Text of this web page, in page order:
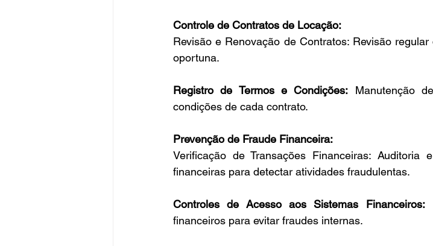
Controle de Contratos de Locação:
Revisão e Renovação de Contratos: Revisão
oportuna.
Registro de Termos e Condições: Manutenção
condições de cada contrato.
Prevenção de Fraude Financeira:
Verificação de Transações Financeiras:
financeiras para detectar atividades fraudulentas.
Controles de Acesso aos Sistemas Financeiros:
financeiros para evitar fraudes internas.